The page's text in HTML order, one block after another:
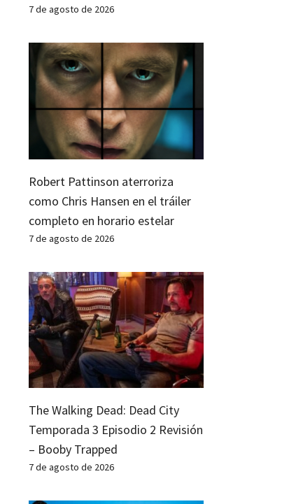
7 de agosto de 2026
Robert Pattinson aterroriza
como Chris Hansen en el tráiler
completo en horario estelar
7 de agosto de 2026
The Walking Dead: Dead City
Temporada 3 Episodio 2 Revisión
– Booby Trapped
7 de agosto de 2026